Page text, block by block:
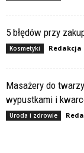
5 błędów przy
Kosmetyki Redakcja
Masażery do
wypustkami i
Uroda i zdrowie